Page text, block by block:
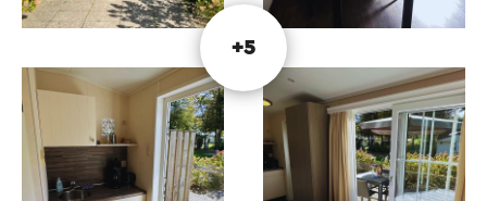
Paradies für Wander- und Radfahrfreunde. Hier
finden Sie die Ruhe der Natur und den Komfort
guter Einrichtungen.
+5